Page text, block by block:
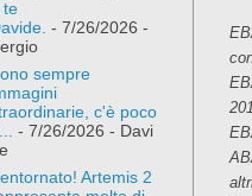
te
- 7/26/2026 -
sempre
c'è poco
- 7/26/2026 - Davi
Artemis 2